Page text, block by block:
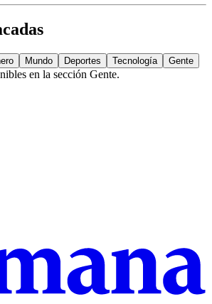
Mundo Deportes Tecnología Gente
en la sección Gente.